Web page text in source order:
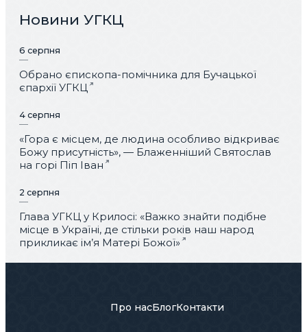
Новини УГКЦ
6 серпня
Обрано єпископа-помічника для Бучацької
єпархії УГКЦ
4 серпня
«Гора є місцем, де людина особливо відкриває
Божу присутність», — Блаженніший Святослав
на горі Піп Іван
2 серпня
Глава УГКЦ у Крилосі: «Важко знайти подібне
місце в Україні, де стільки років наш народ
прикликає ім’я Матері Божої»
Про насБлогКонтакти